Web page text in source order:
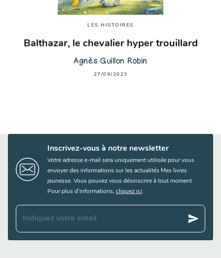
LES HISTOIRES
Balthazar, le chevalier hyper trouillard
Agnès Guillon Robin
27/09/2023
Inscrivez-vous à notre newsletter
Votre adresse e-mail sera uniquement utilisée pour vous
envoyer des informations sur les actualités Mes livres
jeunesse. Vous pouvez vous désinscrire à tout moment.
Pour plus d’informations, cliquez ici.
Indiquez votre email send